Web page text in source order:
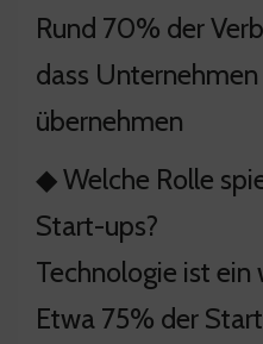
Rund 70% der
dass
übernehmen
◆ Welche Rolle
Start-ups?
Technologie ist ein
Etwa 75% der